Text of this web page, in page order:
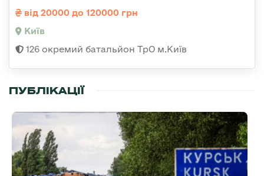
від 20000 до 120000 грн
Київ
126 окремий батальйон ТрО м.Київ
ПУБЛІКАЦІЇ